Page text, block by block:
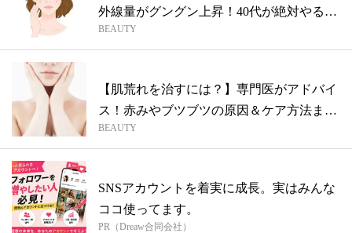
外線量がグングン上昇！40代が絶対やるべ
き...
BEAUTY
【肌荒れを治すには？】専門医がアドバイ
ス！赤みやブツブツの原因＆ケア方法まと
め
BEAUTY
SNSアカウントを着実に成長。実はみんな
ココ使ってます。
PR（Dreaw合同会社）